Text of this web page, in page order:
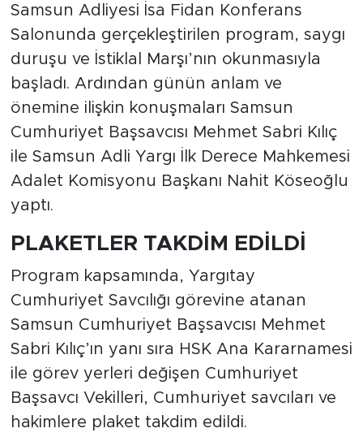
Samsun Adliyesi İsa Fidan Konferans
Salonunda gerçekleştirilen program, saygı
duruşu ve İstiklal Marşı’nın okunmasıyla
başladı. Ardından günün anlam ve
önemine ilişkin konuşmaları Samsun
Cumhuriyet Başsavcısı Mehmet Sabri Kılıç
ile Samsun Adli Yargı İlk Derece Mahkemesi
Adalet Komisyonu Başkanı Nahit Köseoğlu
yaptı.
PLAKETLER TAKDİM EDİLDİ
Program kapsamında, Yargıtay
Cumhuriyet Savcılığı görevine atanan
Samsun Cumhuriyet Başsavcısı Mehmet
Sabri Kılıç’ın yanı sıra HSK Ana Kararnamesi
ile görev yerleri değişen Cumhuriyet
Başsavcı Vekilleri, Cumhuriyet savcıları ve
hakimlere plaket takdim edildi.